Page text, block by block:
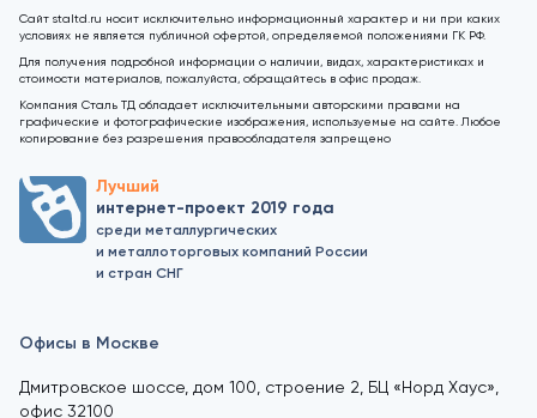
Сайт staltd.ru носит исключительно информационный характер и ни при каких
условиях не является публичной офертой, определяемой положениями ГК РФ.
Для получения подробной информации о наличии, видах, характеристиках и
стоимости материалов, пожалуйста, обращайтесь в офис продаж.
Компания Сталь ТД обладает исключительными авторскими правами на
графические и фотографические изображения, используемые на сайте. Любое
копирование без разрешения правообладателя запрещено
Лучший
интернет-проект 2019 года
среди металлургических
и металлоторговых компаний России
и стран СНГ
Офисы в Москве
Дмитровское шоссе, дом 100, строение 2, БЦ «Норд Хаус»,
офис 32100